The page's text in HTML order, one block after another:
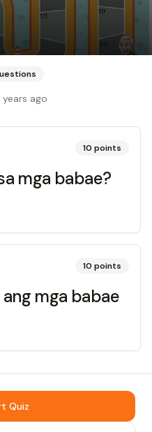
ago
10 points
mga babae?
10 points
mga babae
Quiz